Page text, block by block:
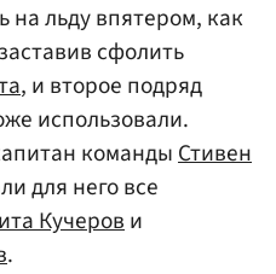
на льду впятером, как
сфолить
, и второе подряд
использовали.
командыСтивен
для него все
Кучерови
.